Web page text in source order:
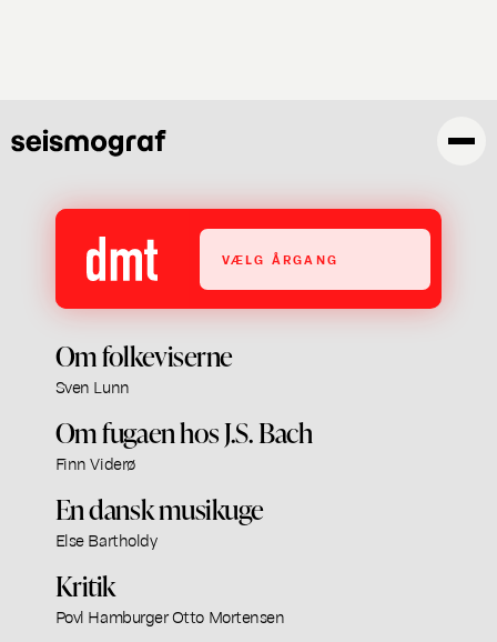
VÆLG ÅRGANG
Om folkeviserne
Sven Lunn
Om fugaen hos J.S. Bach
Finn Viderø
En dansk musikuge
Else Bartholdy
Kritik
Povl Hamburger Otto Mortensen